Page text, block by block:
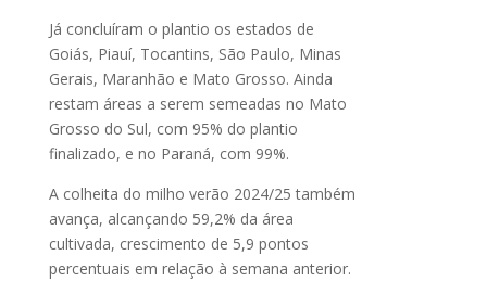
Já concluíram o plantio os estados de
Goiás, Piauí, Tocantins, São Paulo, Minas
Gerais, Maranhão e Mato Grosso. Ainda
restam áreas a serem semeadas no Mato
Grosso do Sul, com 95% do plantio
finalizado, e no Paraná, com 99%.
A colheita do milho verão 2024/25 também
avança, alcançando 59,2% da área
cultivada, crescimento de 5,9 pontos
percentuais em relação à semana anterior.